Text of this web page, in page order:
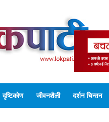
दृष्टिकोण जीवनशैली दर्शन चिन्तन